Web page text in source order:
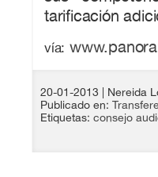
tarificación
vía:
20-01-2013
| Nereida
Publicado en:
Etiquetas: consejo